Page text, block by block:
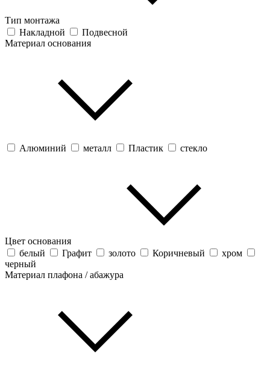
Тип монтажа
Накладной
Подвесной
Материал основания
Алюминий металл Пластик стекло
Цвет основания
белый
Графит золото Коричневый
хром
черный
Материал плафона / абажура